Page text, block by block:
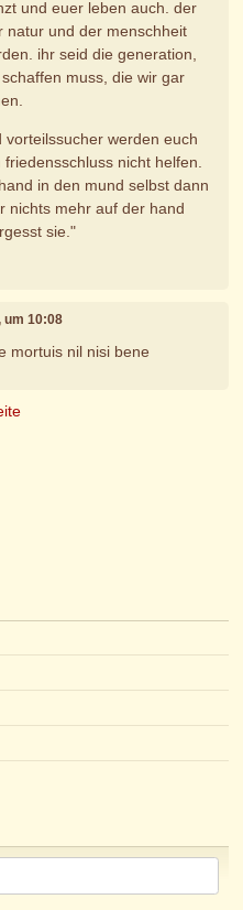
und euer leben auch. der
natur und der menschheit
ihr seid die generation,
muss, die wir gar
vorteilssucher werden euch
nicht helfen.
in den mund selbst dann
nichts mehr auf der hand
sie."
um 10:08
mortuis nil nisi bene